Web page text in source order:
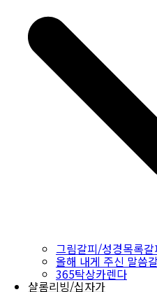
그림갈피/성경목록갈
올해 내게 주신 말씀
365탁상카렌다
샬롬리빙/십자가